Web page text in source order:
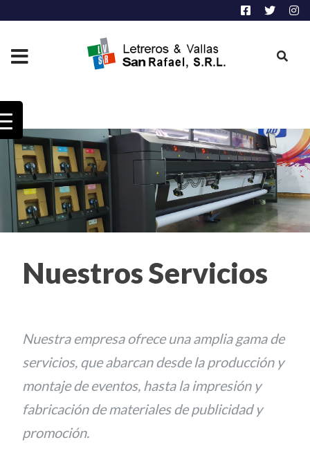
Nuestros Servicios
Nuestra empresa ofrece una amplia gama de
servicios, que abarcan desde la producción y
montaje de eventos, hasta la impresión y
fabricación de materiales de publicidad y
promoción.